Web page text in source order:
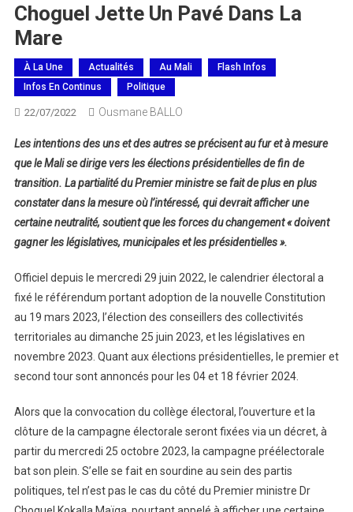
Choguel Jette Un Pavé Dans La
Mare
À La Une Actualités Au Mali
Flash Infos
Infos En Continus
Politique
22/07/2022 Ousmane BALLO
Les intentions des uns et des autres se précisent au fur et à mesure
que le Mali se dirige vers les élections présidentielles de fin de
transition. La partialité du Premier ministre se fait de plus en plus
constater dans la mesure où l’intéressé, qui devrait afficher une
certaine neutralité, soutient que les forces du changement « doivent
gagner les législatives, municipales et les présidentielles ».
Officiel depuis le mercredi 29 juin 2022, le calendrier électoral a
fixé le référendum portant adoption de la nouvelle Constitution
au 19 mars 2023, l’élection des conseillers des collectivités
territoriales au dimanche 25 juin 2023, et les législatives en
novembre 2023. Quant aux élections présidentielles, le premier et
second tour sont annoncés pour les 04 et 18 février 2024.
Alors que la convocation du collège électoral, l’ouverture et la
clôture de la campagne électorale seront fixées via un décret, à
partir du mercredi 25 octobre 2023, la campagne préélectorale
bat son plein. S’elle se fait en sourdine au sein des partis
politiques, tel n’est pas le cas du côté du Premier ministre Dr